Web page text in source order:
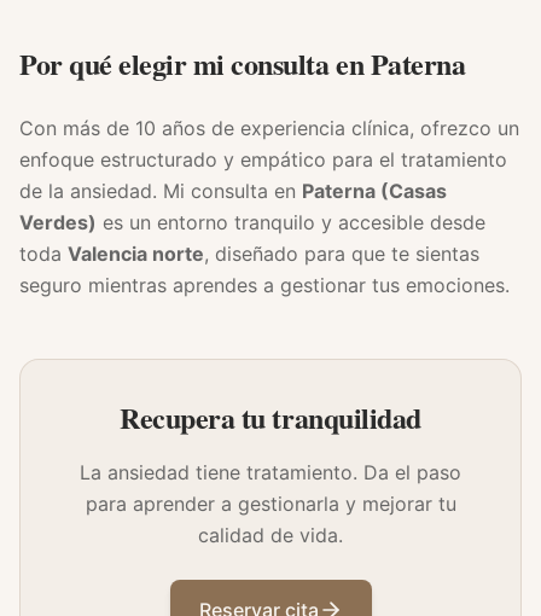
Por qué elegir mi consulta en Paterna
Con más de 10 años de experiencia clínica, ofrezco un
enfoque estructurado y empático para el tratamiento
de la ansiedad. Mi consulta en Paterna (Casas
Verdes) es un entorno tranquilo y accesible desde
toda Valencia norte, diseñado para que te sientas
seguro mientras aprendes a gestionar tus emociones.
Recupera tu tranquilidad
La ansiedad tiene tratamiento. Da el paso
para aprender a gestionarla y mejorar tu
calidad de vida.
Reservar cita